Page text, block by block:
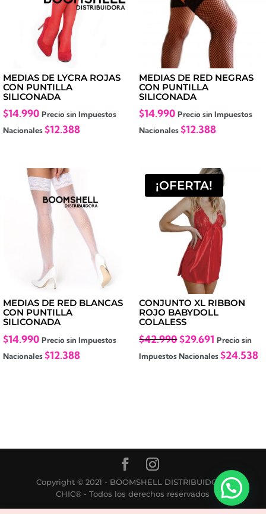
MEDIAS DE LYCRA ROJAS
CON PUNTILLA
SILICONADA
$14.990 Precio sin Impuestos
Nacionales$12.388
MEDIAS DE RED NEGRAS
CON PUNTILLA
SILICONADA
$14.990 Precio sin Impuestos
Nacionales$12.388
MEDIAS DE RED BLANCAS
CON PUNTILLA
SILICONADA
$14.990 Precio sin Impuestos
Nacionales$12.388
¡OFERTA!
CONJUNTO XL RIBBON
ROJO BABYDOLL
COLALESS
$42.990El
precio
$29.691 El
precio
Precio sin
Impuestos Nacionales$24.538
Copyright © 2021 - BOOMSHELL DISTRIBUIDORA
CHIC® - Todos los derechos reservados